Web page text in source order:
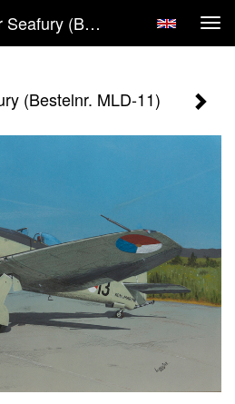
Lex Van Eck - Hawker Seafury (Bestelnr. MLD-11)
(Bestelnr. MLD-11)